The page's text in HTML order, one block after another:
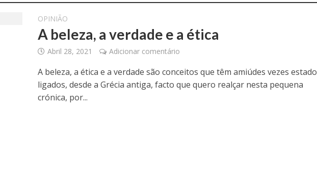
OPINIÃO
A beleza, a verdade e a ética
Abril 28, 2021 Adicionar comentário
A beleza, a ética e a verdade são conceitos que têm amiúdes vezes estado
ligados, desde a Grécia antiga, facto que quero realçar nesta pequena
crónica, por...